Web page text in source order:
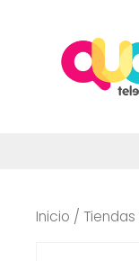
contenido
Inicio /